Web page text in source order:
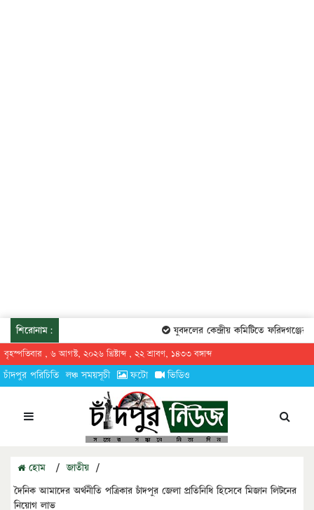
শিরোনাম: যুবদলের কেন্দ্রীয় কমিটিতে ফরিদগঞ্জের
বৃহস্পতিবার , ৬ আগস্ট, ২০২৬ খ্রিষ্টাব্দ , ২২ শ্রাবণ, ১৪৩৩ বঙ্গাব্দ
চাঁদপুর পরিচিতি লঞ্চ সময়সূচী ফটো ভিডিও
হোম / জাতীয় /
দৈনিক আমাদের অর্থনীতি পত্রিকার চাঁদপুর জেলা প্রতিনিধি হিসেবে মিজান লিটনের
নিয়োগ লাভ